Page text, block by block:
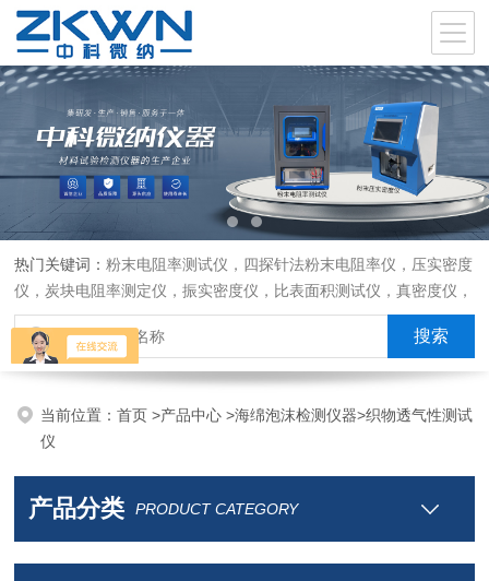
热门关键词：粉末电阻率测试仪，四探针法粉末电阻率仪，压实密度
仪，炭块电阻率测定仪，振实密度仪，比表面积测试仪，真密度仪，
炭块热膨胀仪，炭块透气率仪，炭块二氧化碳反应测定仪
当前位置：首页>产品中心>海绵泡沫检测仪器>织物透气性测试
仪
产品分类 PRODUCT CATEGORY